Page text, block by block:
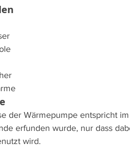
der Wärmepumpe entspricht
erfunden wurde, nur dass
wird.